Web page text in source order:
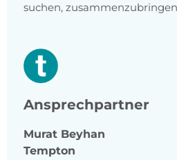
suchen,
Ansprechpartner
Murat Beyhan
Tempton